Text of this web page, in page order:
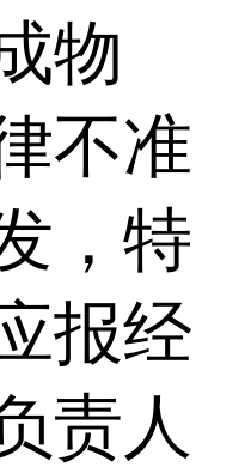
物
不准
，特
报经
责人